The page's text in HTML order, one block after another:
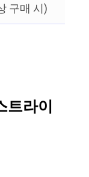
구매 시)
트라이